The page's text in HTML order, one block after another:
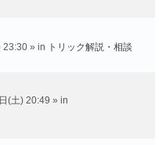
23:30 » in トリック解説・相談
(土) 20:49 » in